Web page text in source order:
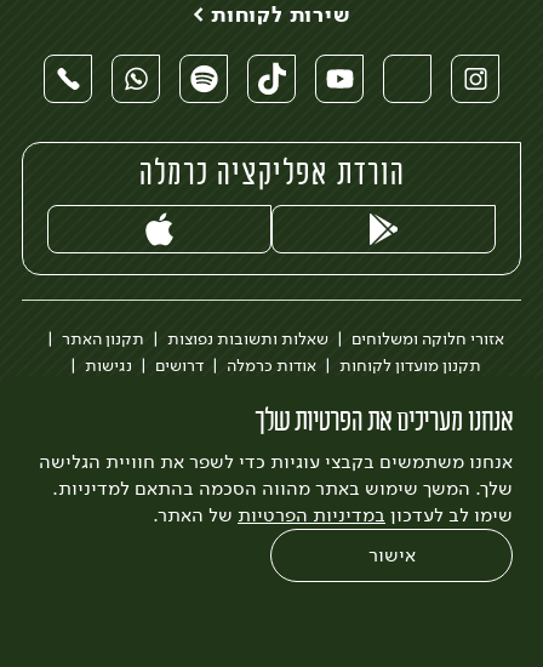
אנחנו מעריכים את הפרטיות שלך
אנחנו משתמשים בקבצי עוגיות כדי לשפר את חוויית הגלישה
שלך. המשך שימוש באתר מהווה הסכמה בהתאם למדיניות.
שימו לב לעדכון במדיניות הפרטיות של האתר.
אישור
שירות לקוחות >
הורדת אפליקציה כרמלה
אזורי חלוקה ומשלוחים שאלות ותשובות נפוצות
תקנון האתר
תקנון מועדון לקוחות
אודות כרמלה דרושים
נגישות
לצפייה בעדכון מדיניות פרטיות
עיצוב:3bears פיתוח:Quatro